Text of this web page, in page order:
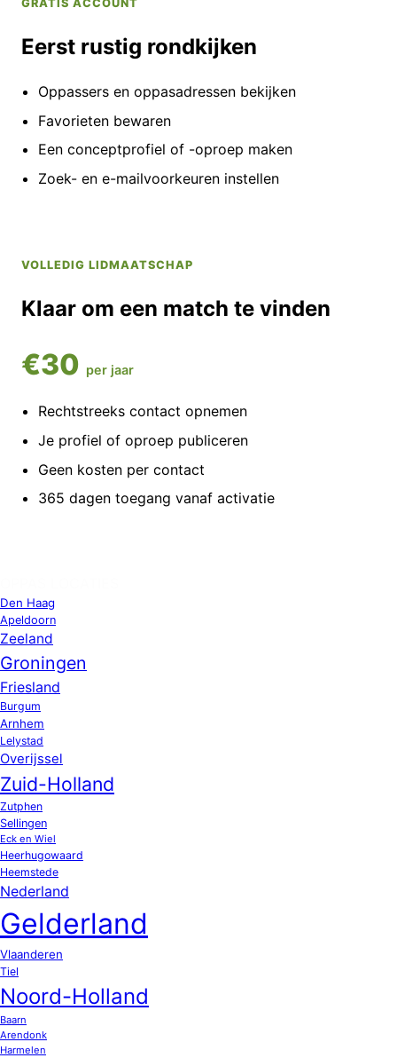
GRATIS ACCOUNT
Eerst rustig rondkijken
Oppassers en oppasadressen bekijken
Favorieten bewaren
Een conceptprofiel of -oproep maken
Zoek- en e-mailvoorkeuren instellen
VOLLEDIG LIDMAATSCHAP
Klaar om een match te vinden
€30 per jaar
Rechtstreeks contact opnemen
Je profiel of oproep publiceren
Geen kosten per contact
365 dagen toegang vanaf activatie
Den Haag
Apeldoorn
Zeeland
Groningen
Friesland
Burgum
Arnhem
Lelystad
Overijssel
Zuid-Holland
Zutphen
Sellingen
Eck en Wiel
Heerhugowaard
Heemstede
Nederland
Gelderland
Vlaanderen
Tiel
Noord-Holland
Baarn
Arendonk
Harmelen